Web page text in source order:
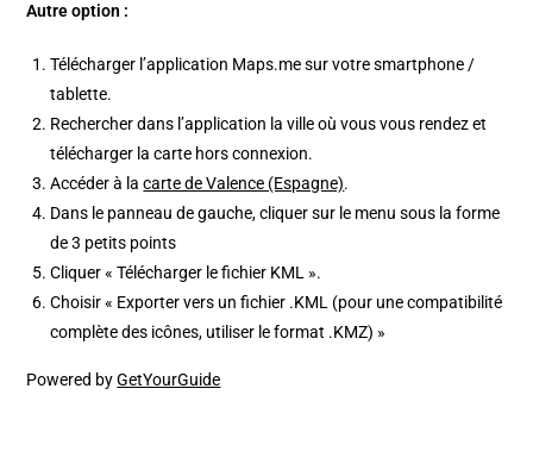
Autre option :
Télécharger l’application Maps.me sur votre smartphone /
tablette.
Rechercher dans l’application la ville où vous vous rendez et
télécharger la carte hors connexion.
Accéder à lacarte de Valence (Espagne).
Dans le panneau de gauche, cliquer sur le menu sous la forme
de 3 petits points
Cliquer « Télécharger le fichier KML ».
Choisir « Exporter vers un fichier .KML (pour une compatibilité
complète des icônes, utiliser le format .KMZ) »
Powered byGetYourGuide